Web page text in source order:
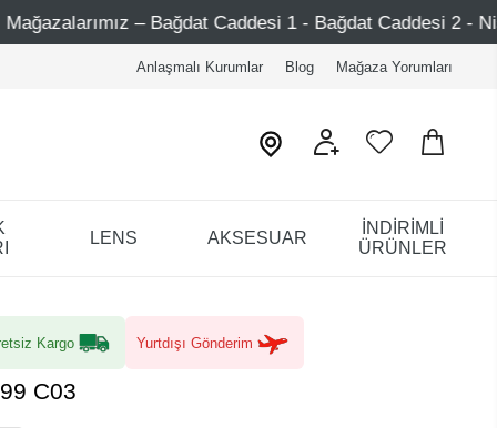
Caddesi 1 - Bağdat Caddesi 2 - Nişantaşı – Etiler –
Anlaşmalı Kurumlar Blog Mağaza Yorumları
LENS AKSESUAR
İNDİRİMLİ
ÜRÜNLER
Kargo Yurtdışı Gönderim
C03